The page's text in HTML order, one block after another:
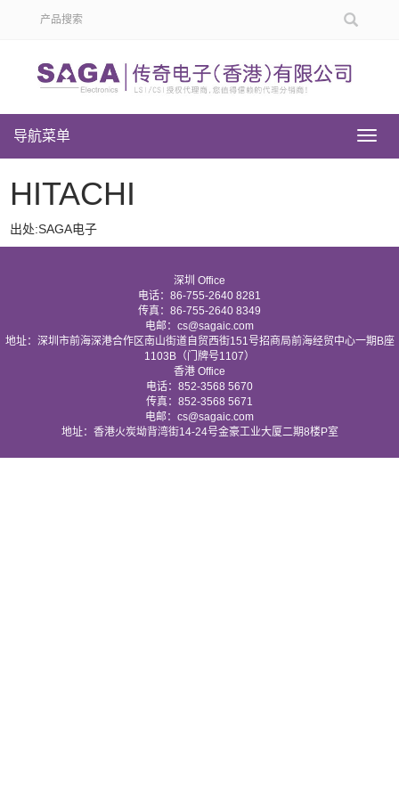
导
航
导航菜单
HITACHI
出处:SAGA电子
深圳 Office
电话：86-755-2640 8281
传真：86-755-2640 8349
电邮：cs@sagaic.com
地址：深圳市前海深港合作区南山街道自贸西街151号招商局前海经贸中心一期B座
1103B（门牌号1107）
香港 Office
电话：852-3568 5670
传真：852-3568 5671
电邮：cs@sagaic.com
地址：香港火炭坳背湾街14-24号金豪工业大厦二期8楼P室